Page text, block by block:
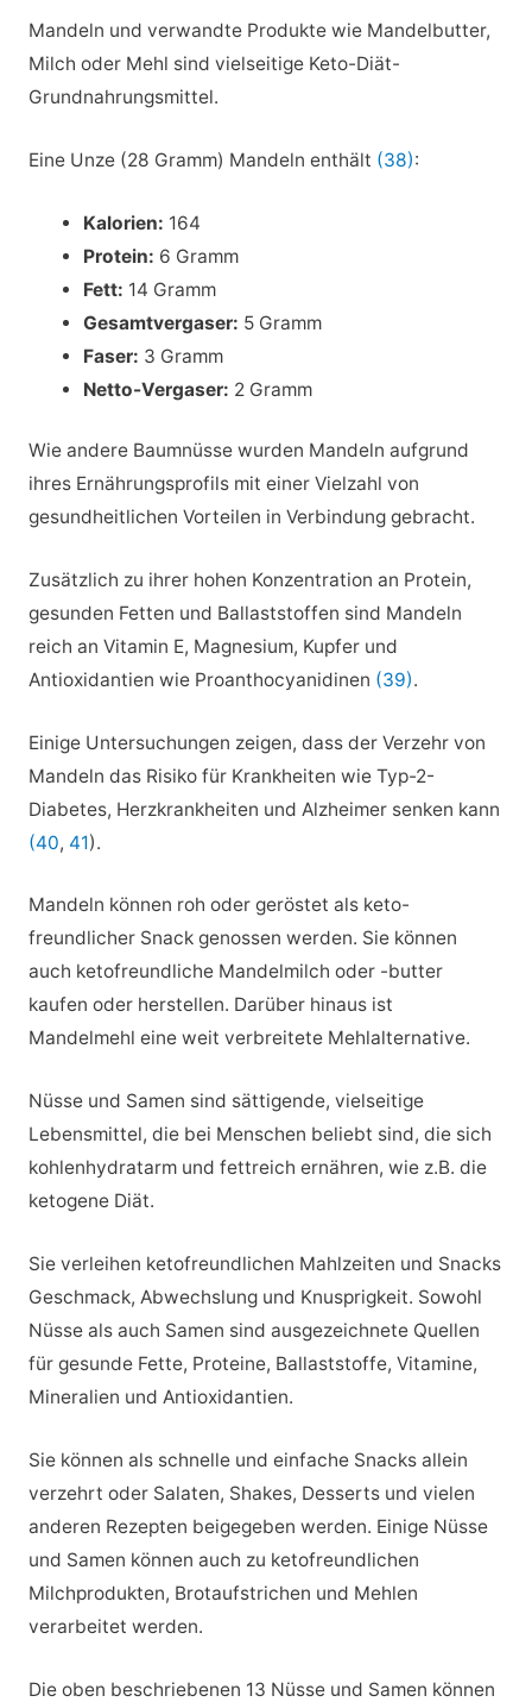
Mandeln und verwandte Produkte wie Mandelbutter,
Milch oder Mehl sind vielseitige Keto-Diät-
Grundnahrungsmittel.
Eine Unze (28 Gramm) Mandeln enthält (38):
Kalorien: 164
Protein: 6 Gramm
Fett: 14 Gramm
Gesamtvergaser: 5 Gramm
Faser: 3 Gramm
Netto-Vergaser: 2 Gramm
Wie andere Baumnüsse wurden Mandeln aufgrund
ihres Ernährungsprofils mit einer Vielzahl von
gesundheitlichen Vorteilen in Verbindung gebracht.
Zusätzlich zu ihrer hohen Konzentration an Protein,
gesunden Fetten und Ballaststoffen sind Mandeln
reich an Vitamin E, Magnesium, Kupfer und
Antioxidantien wie Proanthocyanidinen (39).
Einige Untersuchungen zeigen, dass der Verzehr von
Mandeln das Risiko für Krankheiten wie Typ-2-
Diabetes, Herzkrankheiten und Alzheimer senken kann
(40, 41).
Mandeln können roh oder geröstet als keto-
freundlicher Snack genossen werden. Sie können
auch ketofreundliche Mandelmilch oder -butter
kaufen oder herstellen. Darüber hinaus ist
Mandelmehl eine weit verbreitete Mehlalternative.
Nüsse und Samen sind sättigende, vielseitige
Lebensmittel, die bei Menschen beliebt sind, die sich
kohlenhydratarm und fettreich ernähren, wie z.B. die
ketogene Diät.
Sie verleihen ketofreundlichen Mahlzeiten und Snacks
Geschmack, Abwechslung und Knusprigkeit. Sowohl
Nüsse als auch Samen sind ausgezeichnete Quellen
für gesunde Fette, Proteine, Ballaststoffe, Vitamine,
Mineralien und Antioxidantien.
Sie können als schnelle und einfache Snacks allein
verzehrt oder Salaten, Shakes, Desserts und vielen
anderen Rezepten beigegeben werden. Einige Nüsse
und Samen können auch zu ketofreundlichen
Milchprodukten, Brotaufstrichen und Mehlen
verarbeitet werden.
Die oben beschriebenen 13 Nüsse und Samen können